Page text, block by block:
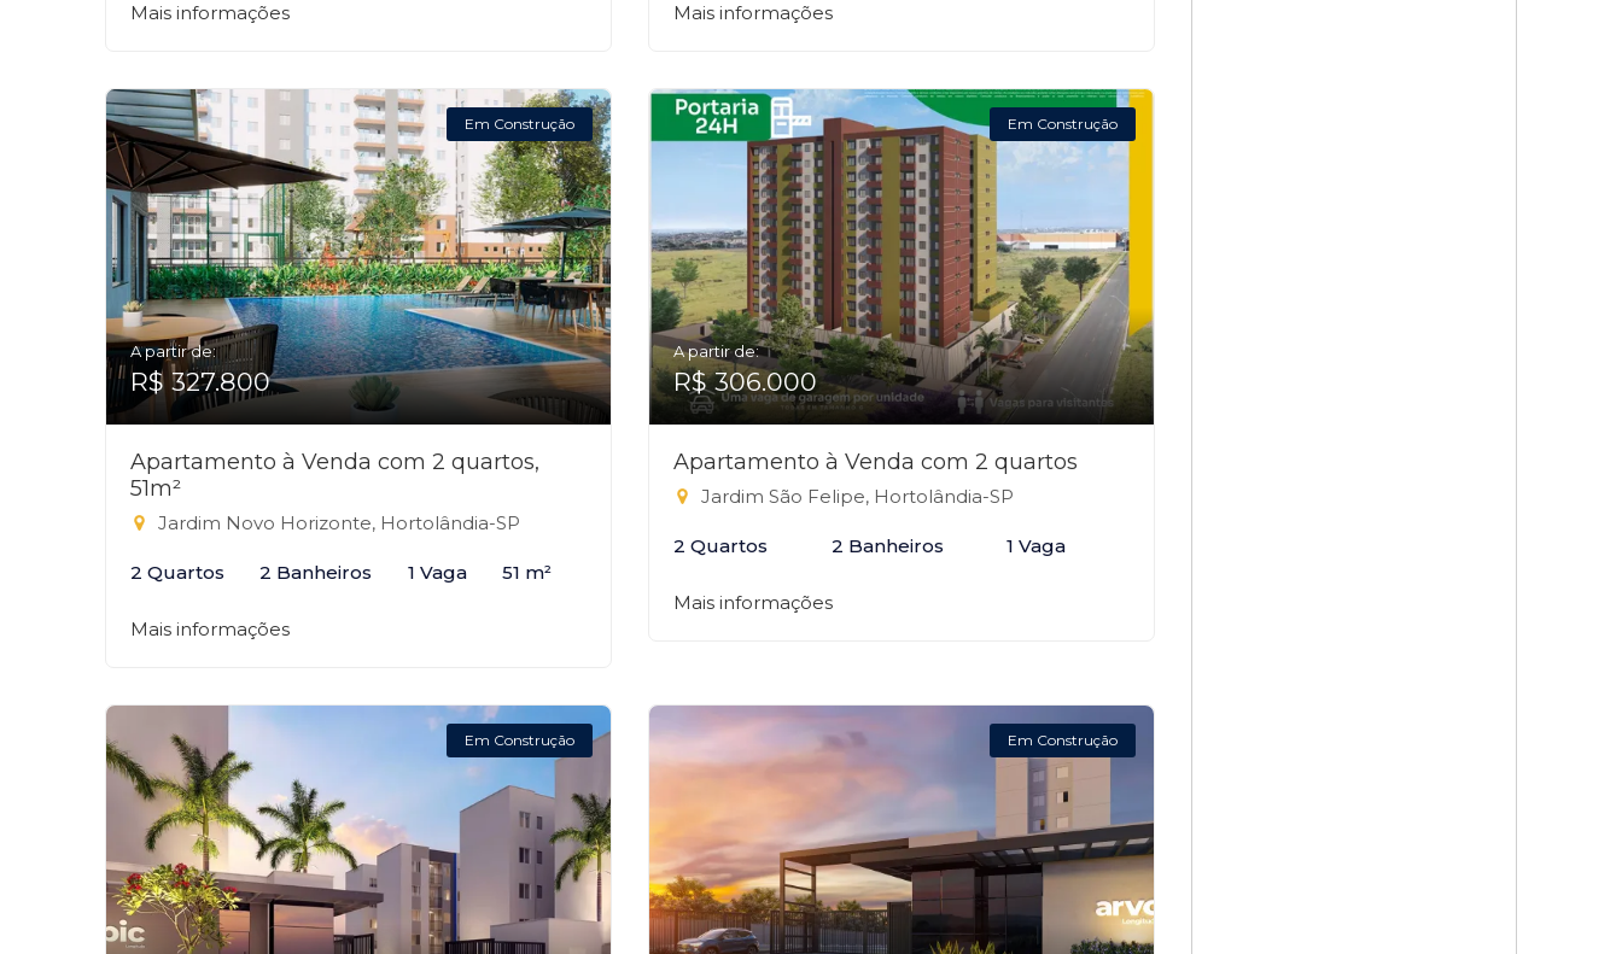
Mais informações Mais informações
Em Construção
A partir de:
R$ 327.800
Apartamento à Venda com 2 quartos,
51m²
Jardim Novo Horizonte, Hortolândia-SP
2 Quartos 2 Banheiros 1 Vaga 51 m²
Mais informações
Em Construção
A partir de:
R$ 306.000
Apartamento à Venda com 2 quartos
Jardim São Felipe, Hortolândia-SP
2 Quartos 2 Banheiros 1 Vaga
Mais informações
Em Construção Em Construção